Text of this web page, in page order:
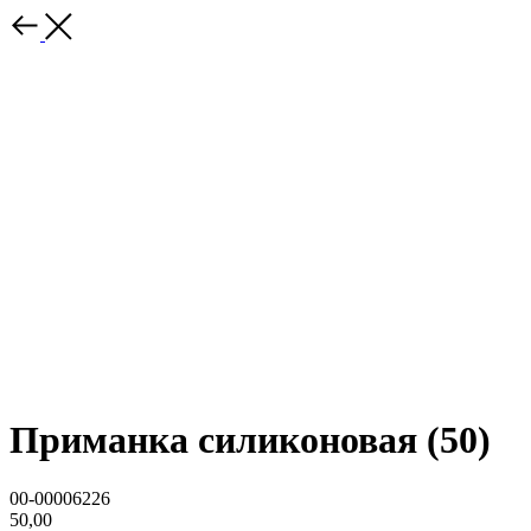
Приманка силиконовая (50)
00-00006226
50,00